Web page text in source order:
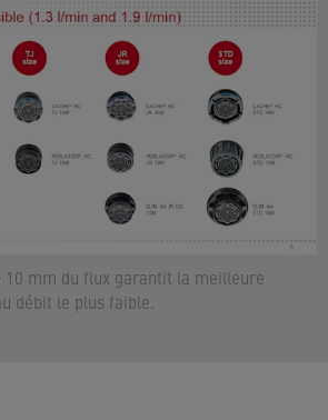
mm du flux garantit la meilleure
débit le plus faible.